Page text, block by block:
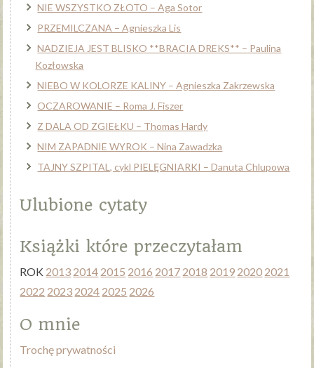
NIE WSZYSTKO ZŁOTO – Aga Sotor
PRZEMILCZANA – Agnieszka Lis
NADZIEJA JEST BLISKO **BRACIA DREKS** – Paulina
Kozłowska
NIEBO W KOLORZE KALINY – Agnieszka Zakrzewska
OCZAROWANIE – Roma J. Fiszer
Z DALA OD ZGIEŁKU – Thomas Hardy
NIM ZAPADNIE WYROK – Nina Zawadzka
TAJNY SZPITAL, cykl PIELĘGNIARKI – Danuta Chlupowa
Ulubione cytaty
Książki które przeczytałam
ROK 2013 2014 2015 2016 2017 2018 2019 2020 2021
2022 2023 2024 2025 2026
O mnie
Trochę prywatności